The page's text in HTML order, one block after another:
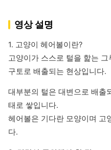
영상 설명
1. 고양이 헤어볼이란?
고양이가 스스로 털을 핥는
구토로 배출되는 현상입니다.
대부분의 털은 대변으로 배출
태로 쌓입니다.
헤어볼은 기다란 모양이며 고
다.